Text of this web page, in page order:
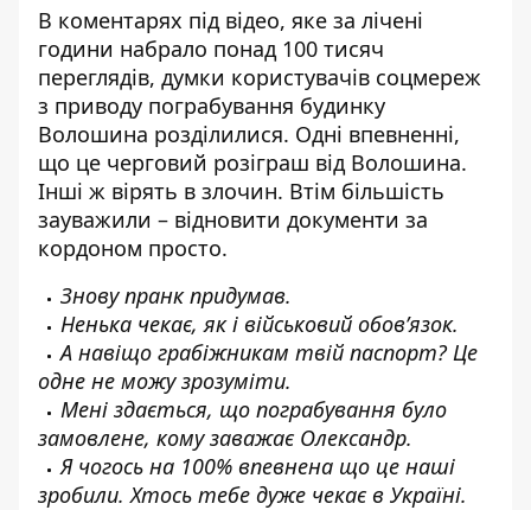
В коментарях під відео, яке за лічені
години набрало понад 100 тисяч
переглядів, думки користувачів соцмереж
з приводу пограбування будинку
Волошина розділилися. Одні впевненні,
що це черговий розіграш від Волошина.
Інші ж вірять в злочин. Втім більшість
зауважили – відновити документи за
кордоном просто.
Знову пранк придумав.
Ненька чекає, як і військовий обовʼязок.
А навіщо грабіжникам твій паспорт? Це
одне не можу зрозуміти.
Мені здається, що пограбування було
замовлене, кому заважає Олександр.
Я чогось на 100% впевнена що це наші
зробили. Хтось тебе дуже чекає в Україні.